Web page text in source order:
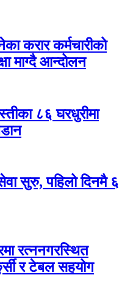
करार कर्मचारीको
माग्दै आन्दोलन
८६ घरधुरीमा
सुरु, पहिलो दिनमै ६
रत्ननगरस्थित
र टेबल सहयोग